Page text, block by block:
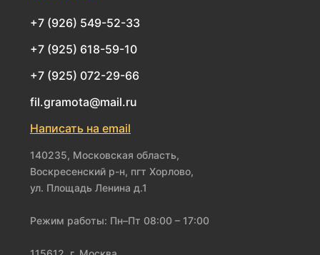
+7 (926) 549-52-33
+7 (925) 618-59-10
+7 (925) 072-29-66
fil.gramota@mail.ru
Написать на email
140235, Московская область,
Воскресенский р-н, пгт Хорлово,
ул. Площадь Ленина д.1
Режим работы: Пн–Пт 08:00 – 17:00